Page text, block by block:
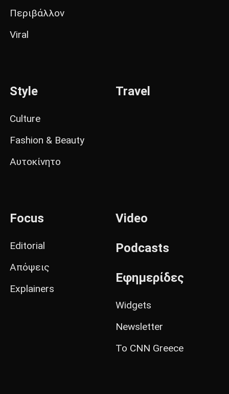
Περιβάλλον
Viral
Style
Culture
Fashion & Beauty
Αυτοκίνητο
Travel
Focus
Editorial
Απόψεις
Explainers
Video
Podcasts
Εφημερίδες
Widgets
Newsletter
Το CNN Greece